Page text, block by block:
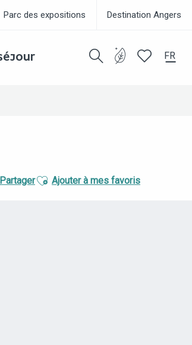
FR
Parc des expositions Destination Angers
PartagerAjouter aux favoris
Ajouter à mes favoris